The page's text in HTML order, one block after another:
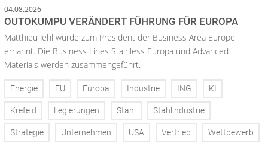
04.08.2026
OUTOKUMPU VERÄNDERT FÜHRUNG FÜR EUROPA
Matthieu Jehl wurde zum President der Business Area Europe
ernannt. Die Business Lines Stainless Europa und Advanced
Materials werden zusammengeführt.
Energie EU Europa Industrie ING KI
Krefeld Legierungen Stahl Stahlindustrie
Strategie Unternehmen USA Vertrieb Wettbewerb